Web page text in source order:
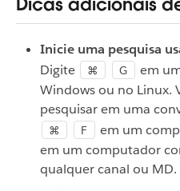
Inicie uma pesquisa
Digite
⌘ G em
Windows ou no Linux.
pesquisar em uma
⌘ F em um
em um computador
qualquer canal ou MD.